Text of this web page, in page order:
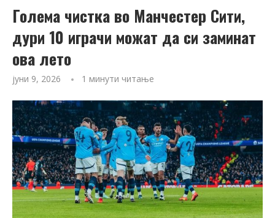
Голема чистка во Манчестер Сити,
дури 10 играчи можат да си заминат
ова лето
јуни 9, 2026 1 минути читање